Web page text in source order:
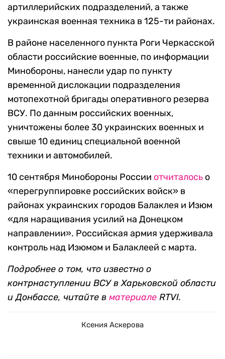
артиллерийских подразделений, а также
украинская военная техника в 125-ти районах.
В районе населенного пункта Роги Черкасской
области российские военные, по информации
Минобороны, нанесли удар по пункту
временной дислокации подразделения
мотопехотной бригады оперативного резерва
ВСУ. По данным российских военных,
уничтожены более 30 украинских военных и
свыше 10 единиц специальной военной
техники и автомобилей.
10 сентября Минобороны России отчиталось о
«перегруппировке российских войск» в
районах украинских городов Балаклея и Изюм
«для наращивания усилий на Донецком
направлении». Российская армия удерживала
контроль над Изюмом и Балаклеей с марта.
Подробнее о том, что известно о
контрнаступлении ВСУ в Харьковской области
и Донбассе, читайте в материале RTVI.
Ксения Аскерова